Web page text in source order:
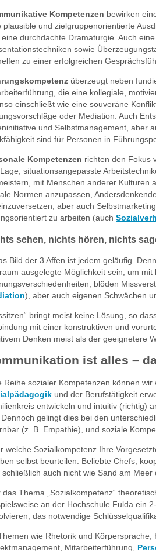
Kompetenzen bewirken
plausible und zielgruppenorientierte
eine durchdachte Dramaturgie. Auch
sowie
zu einer erfolgreichen
überzeugt neben
die eine kollegiale,
einschließt wie eine souveräne
oder Mediation. Auch
und Selbstmanagement, aber
sind für Personen in
Kompetenzen richten den Fokus
situationsangepasste
mit Menschen anderer Kulturen
Normen anzupassen,
aber auch
zu arbeiten (auch
sehen, nichts hören, nichts
Bild der 3 Affen ist jedem geläufig.
ausgelegte Möglichkeit sein, um
blöden
), aber auch eigenen Schwächen
bringt meist keine Lösung, so
mit einer konstruktiven und
Denken meist als der geeignetere
ist alles –
Reihe sozialer Kompetenzen können
und der Berufstätigkeit
entwickeln und intuitiv (richtig)
Dennoch gelingt dies bei den
(z. B. Empathie), und soziale
welche Sozialkompetenz Ihre
selbst beurteilen. Beliebte Chefs,
schließlich auch nicht wie Sand am Meer
das Thema „Sozialkompetenz“
an der Hochschule Fulda ein
das notwendige
wie Rhetorik und Körpersprache,
Mitarbeiterführung,